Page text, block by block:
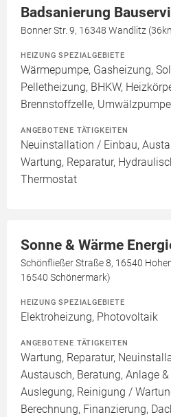
Badsanierung
Bonner Str. 9, 16348 Wandlitz
HEIZUNG SPEZIALGEBIETE
Wärmepumpe, Gasheizung,
Pelletheizung, BHKW,
Brennstoffzelle, Umwälzpumpe
ANGEBOTENE TÄTIGKEITEN
Neuinstallation / Einbau,
Wartung, Reparatur,
Thermostat
Sonne & Wärme
Schönfließer Straße 8, 16540
16540 Schönermark)
HEIZUNG SPEZIALGEBIETE
Elektroheizung, Photovoltaik
ANGEBOTENE TÄTIGKEITEN
Wartung, Reparatur,
Austausch, Beratung, Anlage
Auslegung, Reinigung /
Berechnung, Finanzierung,